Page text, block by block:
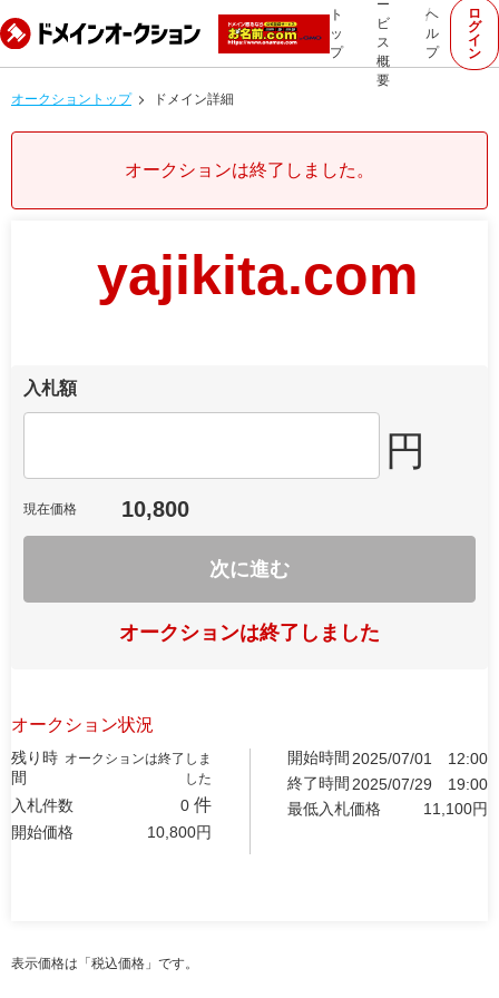
ト
ッ
プ
ー
ビ
ス
概
要
ヘ
ル
プ
ロ
グ
イ
ン
オークショントップ ドメイン詳細
オークションは終了しました。
yajikita.com
入札額
円
現在価格 10,800
次に進む
オークションは終了しました
オークション状況
残り時
間
オークションは終了しま
した
入札件数 0 件
開始価格 10,800円
開始時間 2025/07/01
12:00
終了時間 2025/07/29
19:00
最低入札価格
11,100円
表示価格は「税込価格」です。